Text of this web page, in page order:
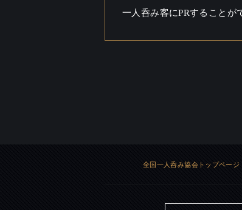
一人呑み客にPRすることが
全国一人呑み協会トップページ